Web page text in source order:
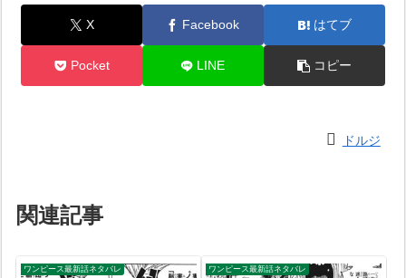
X Facebook はてブ
Pocket LINE コピー
ドルジ
関連記事
ワンピース最新話ネタバレ ワンピース最新話ネタバレ